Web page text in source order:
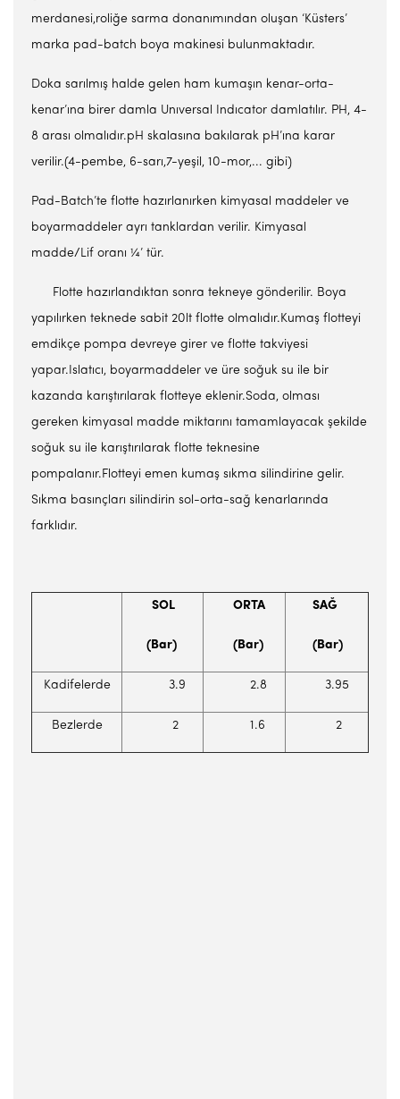
merdanesi,roliğe sarma donanımından oluşan ‘Küsters’
marka pad-batch boya makinesi bulunmaktadır.
Doka sarılmış halde gelen ham kumaşın kenar-orta-
kenar’ına birer damla Unıversal Indıcator damlatılır. PH, 4-
8 arası olmalıdır.pH skalasına bakılarak pH’ına karar
verilir.(4-pembe, 6-sarı,7-yeşil, 10-mor,... gibi)
Pad-Batch’te flotte hazırlanırken kimyasal maddeler ve
boyarmaddeler ayrı tanklardan verilir. Kimyasal
madde/Lif oranı ¼’ tür.
Flotte hazırlandıktan sonra tekneye gönderilir. Boya
yapılırken teknede sabit 20lt flotte olmalıdır.Kumaş flotteyi
emdikçe pompa devreye girer ve flotte takviyesi
yapar.Islatıcı, boyarmaddeler ve üre soğuk su ile bir
kazanda karıştırılarak flotteye eklenir.Soda, olması
gereken kimyasal madde miktarını tamamlayacak şekilde
soğuk su ile karıştırılarak flotte teknesine
pompalanır.Flotteyi emen kumaş sıkma silindirine gelir.
Sıkma basınçları silindirin sol-orta-sağ kenarlarında
farklıdır.
SOL
(Bar)
ORTA
(Bar)
SAĞ
(Bar)
Kadifelerde 3.9 2.8 3.95
Bezlerde 2 1.6 2